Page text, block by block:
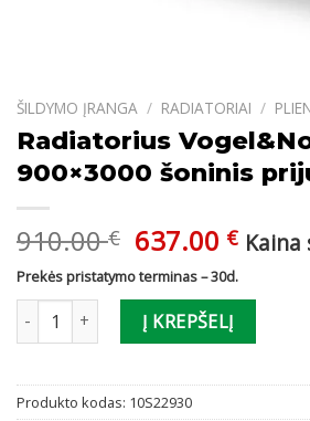
ŠILDYMO ĮRANGA / RADIATORIAI /
Radiatorius
900×3000 šoninis
910.00€ Original
price
was:
910.00 €.
637.00 €
is:
Kaina
Prekės pristatymo terminas – 30d.
produkto kiekis: Radiatorius
Į KREPŠELĮ
Produkto kodas: 10S22930